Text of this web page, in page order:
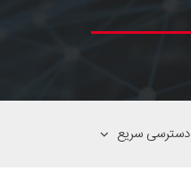
دسترسی سریع